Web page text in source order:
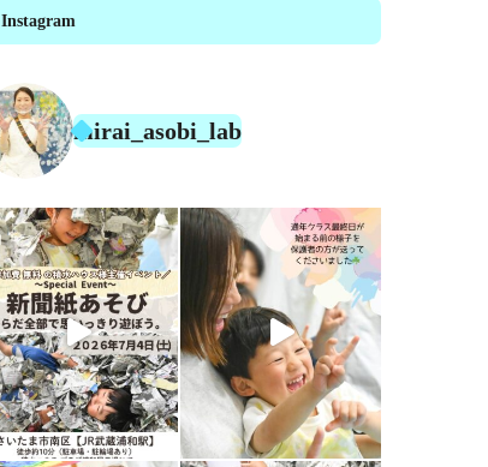
Instagram
mirai_asobi_lab